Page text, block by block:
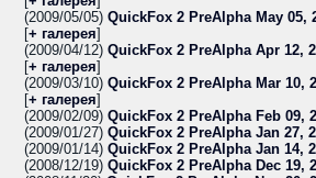
(2009/05/05) QuickFox 2 PreAlpha May 05,
[+ галерея]
(2009/04/12) QuickFox 2 PreAlpha Apr 12,
[+ галерея]
(2009/03/10) QuickFox 2 PreAlpha Mar 10,
[+ галерея]
(2009/02/09) QuickFox 2 PreAlpha Feb 09,
(2009/01/27) QuickFox 2 PreAlpha Jan 27,
(2009/01/14) QuickFox 2 PreAlpha Jan 14,
(2008/12/19) QuickFox 2 PreAlpha Dec 19,